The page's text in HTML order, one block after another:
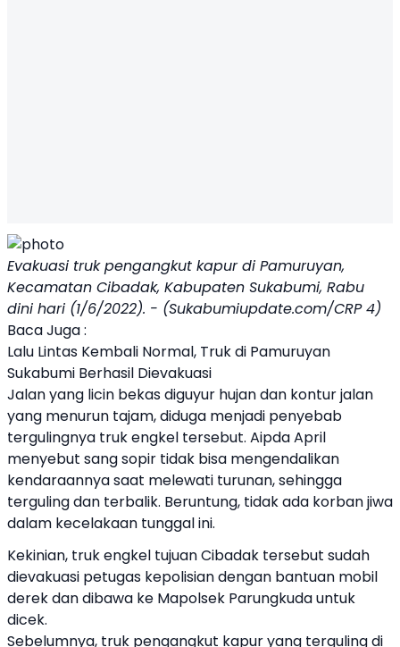
Evakuasi truk pengangkut kapur di Pamuruyan,
Kecamatan Cibadak, Kabupaten Sukabumi, Rabu
dini hari (1/6/2022). - (Sukabumiupdate.com/CRP 4)
Baca Juga :
Lalu Lintas Kembali Normal, Truk di Pamuruyan
Sukabumi Berhasil Dievakuasi
Jalan yang licin bekas diguyur hujan dan kontur jalan
yang menurun tajam, diduga menjadi penyebab
tergulingnya truk engkel tersebut. Aipda April
menyebut sang sopir tidak bisa mengendalikan
kendaraannya saat melewati turunan, sehingga
terguling dan terbalik. Beruntung, tidak ada korban jiwa
dalam kecelakaan tunggal ini.
Kekinian, truk engkel tujuan Cibadak tersebut sudah
dievakuasi petugas kepolisian dengan bantuan mobil
derek dan dibawa ke Mapolsek Parungkuda untuk
dicek.
Sebelumnya, truk pengangkut kapur yang terguling di